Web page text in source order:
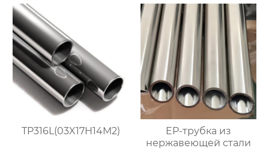
TP316L(03X17H14M2)
EP-трубка из
нержавеющей стали